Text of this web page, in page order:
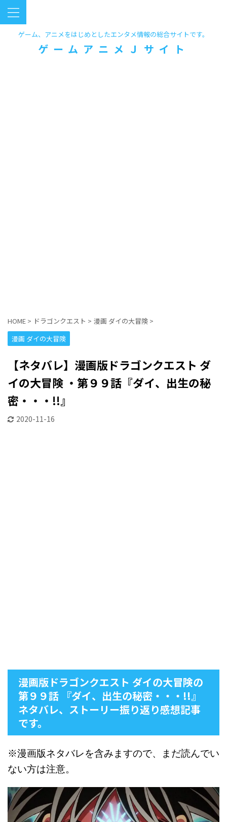
ゲーム、アニメをはじめとしたエンタメ情報の総合サイトです。
ゲームアニメＪサイト
HOME > ドラゴンクエスト > 漫画 ダイの大冒険 >
漫画 ダイの大冒険
【ネタバレ】漫画版ドラゴンクエスト ダ
イの大冒険 ・第９９話『ダイ、出生の秘
密・・・!!』
2020-11-16
漫画版ドラゴンクエスト ダイの大冒険の
第９９話 『ダイ、出生の秘密・・・!!』
ネタバレ、ストーリー振り返り感想記事
です。
※漫画版ネタバレを含みますので、まだ読んでい
ない方は注意。